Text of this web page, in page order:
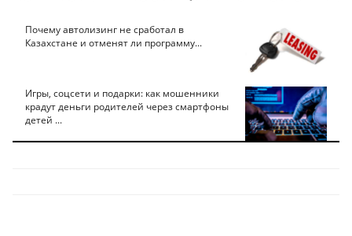
Почему автолизинг не сработал в
Казахстане и отменят ли программу...
Игры, соцсети и подарки: как мошенники
крадут деньги родителей через смартфоны
детей ...